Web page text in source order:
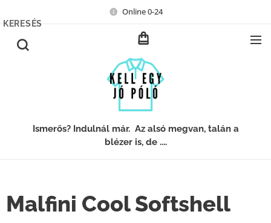
Online 0-24
Ismerős? Indulnál már. Az alsó megvan, talán a
blézer is, de ....
KERESÉS
Malfini Cool Softshell